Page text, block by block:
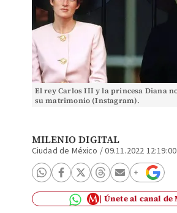
El rey Carlos III y la princesa Diana
su matrimonio (Instagram).
MILENIO DIGITAL
Ciudad de México /09.11.2022 12:19:00
Únete al canal de